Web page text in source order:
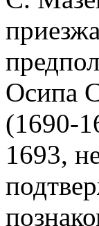
Осипа
(1690-
1693,